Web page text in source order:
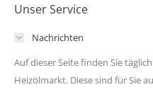
Unser Service
Nachrichten
Auf dieser Seite finden Sie
Heizölmarkt. Diese sind für Sie